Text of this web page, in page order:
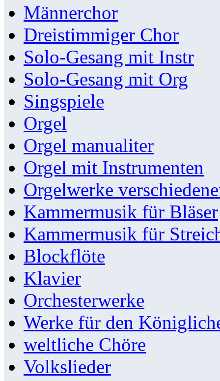
Männerchor
Dreistimmiger Chor
Solo-Gesang mit Instr
Solo-Gesang mit Org
Singspiele
Orgel
Orgel manualiter
Orgel mit Instrumenten
Orgelwerke
Kammermusik für Bläser
Kammermusik für
Blockflöte
Klavier
Orchesterwerke
Werke für den
weltliche Chöre
Volkslieder